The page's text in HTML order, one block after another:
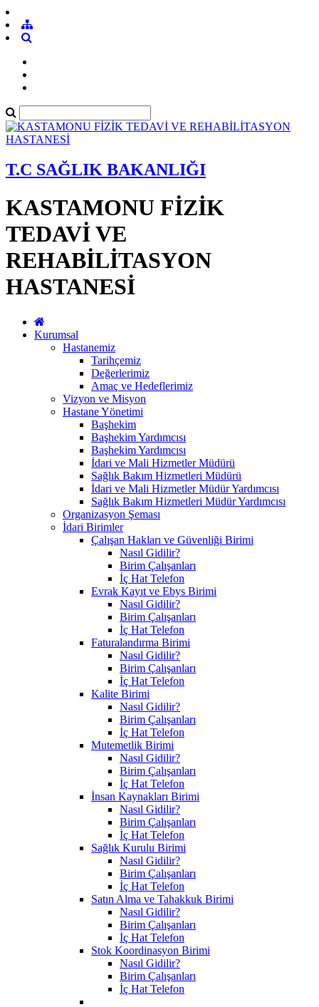
T.C SAĞLIK BAKANLIĞI
KASTAMONU FİZİK
TEDAVİ VE
REHABİLİTASYON
HASTANESİ
Kurumsal
Hastanemiz
Tarihçemiz
Değerlerimiz
Amaç ve Hedeflerimiz
Vizyon ve Misyon
Hastane Yönetimi
Başhekim
Başhekim Yardımcısı
Başhekim Yardımcısı
İdari ve Mali Hizmetler Müdürü
Sağlık Bakım Hizmetleri Müdürü
İdari ve Mali Hizmetler Müdür Yardımcısı
Sağlık Bakım Hizmetleri Müdür Yardımcısı
Organizasyon Şeması
İdari Birimler
Çalışan Hakları ve Güvenliği Birimi
Nasıl Gidilir?
Birim Çalışanları
İç Hat Telefon
Evrak Kayıt ve Ebys Birimi
Nasıl Gidilir?
Birim Çalışanları
İç Hat Telefon
Faturalandırma Birimi
Nasıl Gidilir?
Birim Çalışanları
İç Hat Telefon
Kalite Birimi
Nasıl Gidilir?
Birim Çalışanları
İç Hat Telefon
Mutemetlik Birimi
Nasıl Gidilir?
Birim Çalışanları
İç Hat Telefon
İnsan Kaynakları Birimi
Nasıl Gidilir?
Birim Çalışanları
İç Hat Telefon
Sağlık Kurulu Birimi
Nasıl Gidilir?
Birim Çalışanları
İç Hat Telefon
Satın Alma ve Tahakkuk Birimi
Nasıl Gidilir?
Birim Çalışanları
İç Hat Telefon
Stok Koordinasyon Birimi
Nasıl Gidilir?
Birim Çalışanları
İç Hat Telefon